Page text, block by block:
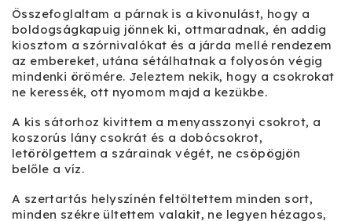
Összefoglaltam a párnak is a kivonulást, hogy a
boldogságkapuig jönnek ki, ottmaradnak, én addig
kiosztom a szórnivalókat és a járda mellé rendezem
az embereket, utána sétálhatnak a folyosón végig
mindenki örömére. Jeleztem nekik, hogy a csokrokat
ne keressék, ott nyomom majd a kezükbe.
A kis sátorhoz kivittem a menyasszonyi csokrot, a
koszorús lány csokrát és a dobócsokrot,
letörölgettem a szárainak végét, ne csöpögjön
belőle a víz.
A szertartás helyszínén feltöltettem minden sort,
minden székre ültettem valakit, ne legyen hézagos,